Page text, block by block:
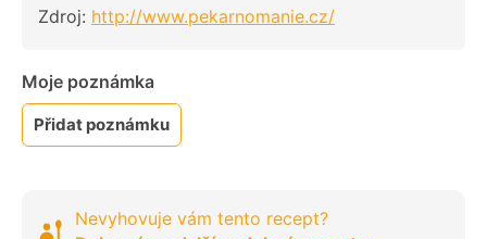
Zdroj: http://www.pekarnomanie.cz/
Moje poznámka
Přidat poznámku
Nevyhovuje vám tento recept?